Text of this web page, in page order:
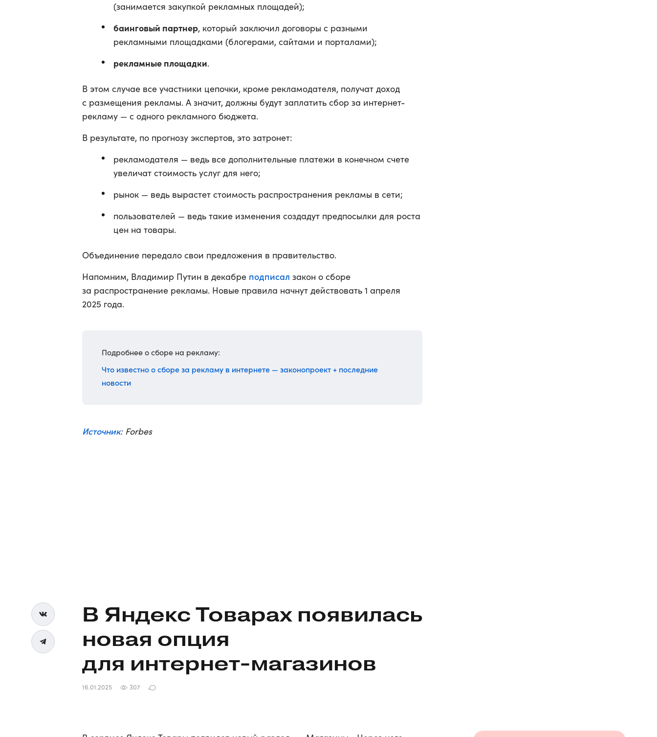
(занимается закупкой рекламных площадей);
баинговый партнер, который заключил договоры с разными
рекламными площадками (блогерами, сайтами и порталами);
рекламные площадки.
В этом случае все участники цепочки, кроме рекламодателя, получат доход
с размещения рекламы. А значит, должны будут заплатить сбор за интернет-
рекламу — с одного рекламного бюджета.
В результате, по прогнозу экспертов, это затронет:
рекламодателя — ведь все дополнительные платежи в конечном счете
увеличат стоимость услуг для него;
рынок — ведь вырастет стоимость распространения рекламы в сети;
пользователей — ведь такие изменения создадут предпосылки для роста
цен на товары.
Объединение передало свои предложения в правительство.
Напомним, Владимир Путин в декабре подписал закон о сборе
за распространение рекламы. Новые правила начнут действовать 1 апреля
2025 года.
Подробнее о сборе на рекламу:
Что известно о сборе за рекламу в интернете — законопроект + последние
новости
Источник: Forbes
В Яндекс Товарах появилась
новая опция
для интернет-магазинов
16.01.2025 307